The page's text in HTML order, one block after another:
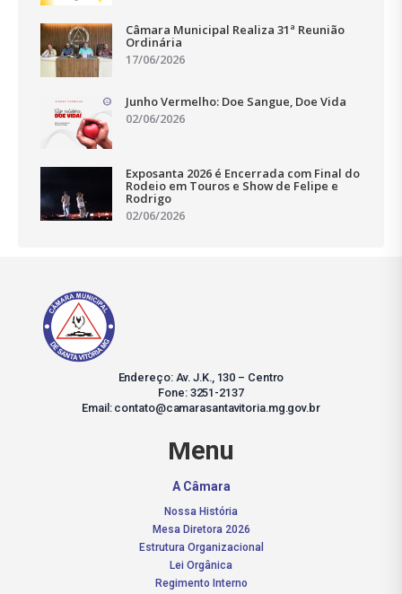
Câmara Municipal Realiza 31ª Reunião
Ordinária
17/06/2026
Junho Vermelho: Doe Sangue, Doe Vida
02/06/2026
Exposanta 2026 é Encerrada com Final do
Rodeio em Touros e Show de Felipe e
Rodrigo
02/06/2026
Endereço: Av. J.K., 130 – Centro
Fone: 3251-2137
Email: contato@camarasantavitoria.mg.gov.br
Menu
A Câmara
Nossa História
Mesa Diretora 2026
Estrutura Organizacional
Lei Orgânica
Regimento Interno